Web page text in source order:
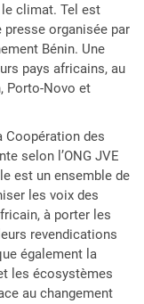
climat. Tel est
presse organisée par
Bénin. Une
pays africains, au
Porto-Novo et
Coopération des
selon l’ONG JVE
est un ensemble de
les voix des
à porter les
revendications
également la
les écosystèmes
au changement